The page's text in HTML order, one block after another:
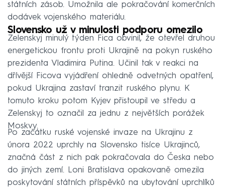
státních zásob. Umožnila ale pokračování komerčních
dodávek vojenského materiálu.
Slovensko už v minulosti podporu omezilo
Zelenskyj minulý týden Fica obvinil, že otevřel druhou
energetickou frontu proti Ukrajině na pokyn ruského
prezidenta Vladimira Putina. Učinil tak v reakci na
dřívější Ficova vyjádření ohledně odvetných opatření,
pokud Ukrajina zastaví tranzit ruského plynu. K
tomuto kroku potom Kyjev přistoupil ve středu a
Zelenskyj to označil za jednu z největších porážek
Moskvy.
Po začátku ruské vojenské invaze na Ukrajinu z
února 2022 uprchly na Slovensko tisíce Ukrajinců,
značná část z nich pak pokračovala do Česka nebo
do jiných zemí. Loni Bratislava opakovaně omezila
poskytování státních příspěvků na ubytování uprchlíků